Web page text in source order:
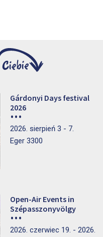
Gárdonyi Days festival
2026
2026. sierpień 3 - 7.
Eger 3300
Open-Air Events in
Szépasszonyvölgy
2026. czerwiec 19. - 2026.